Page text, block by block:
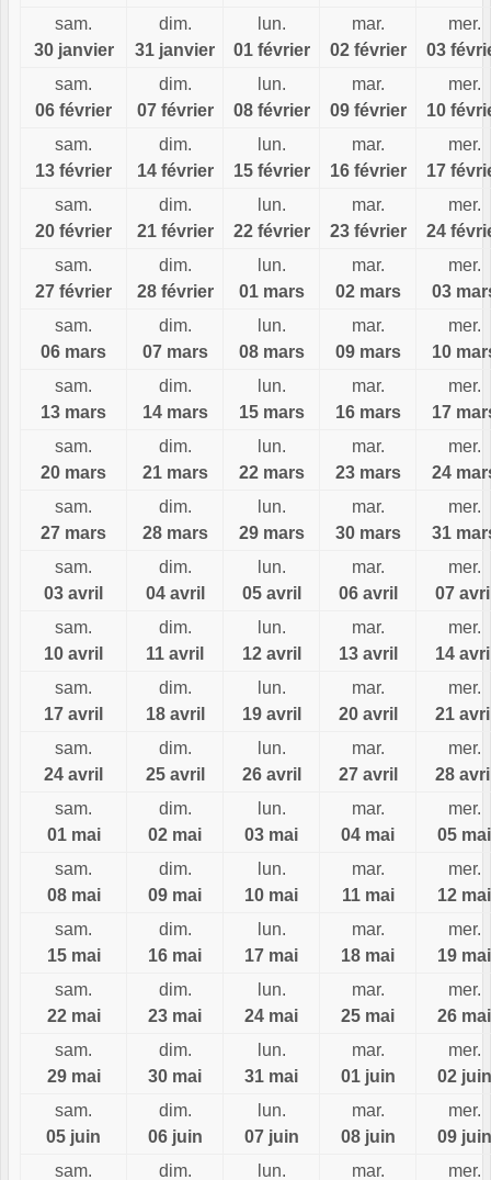
sam.
30 janvier
dim.
31 janvier
lun.
01 février
mar.
02 février
mer.
03
sam.
06 février
dim.
07 février
lun.
08 février
mar.
09 février
mer.
10
sam.
13 février
dim.
14 février
lun.
15 février
mar.
16 février
mer.
17
sam.
20 février
dim.
21 février
lun.
22 février
mar.
23 février
mer.
24
sam.
27 février
dim.
28 février
lun.
01 mars
mar.
02 mars
mer.
03
sam.
06 mars
dim.
07 mars
lun.
08 mars
mar.
09 mars
mer.
10
sam.
13 mars
dim.
14 mars
lun.
15 mars
mar.
16 mars
mer.
17
sam.
20 mars
dim.
21 mars
lun.
22 mars
mar.
23 mars
mer.
24
sam.
27 mars
dim.
28 mars
lun.
29 mars
mar.
30 mars
mer.
31
sam.
03 avril
dim.
04 avril
lun.
05 avril
mar.
06 avril
mer.
07
sam.
10 avril
dim.
11 avril
lun.
12 avril
mar.
13 avril
mer.
14
sam.
17 avril
dim.
18 avril
lun.
19 avril
mar.
20 avril
mer.
21
sam.
24 avril
dim.
25 avril
lun.
26 avril
mar.
27 avril
mer.
28
sam.
01 mai
dim.
02 mai
lun.
03 mai
mar.
04 mai
mer.
05 mai
sam.
08 mai
dim.
09 mai
lun.
10 mai
mar.
11 mai
mer.
12 mai
sam.
15 mai
dim.
16 mai
lun.
17 mai
mar.
18 mai
mer.
19 mai
sam.
22 mai
dim.
23 mai
lun.
24 mai
mar.
25 mai
mer.
26 mai
sam.
29 mai
dim.
30 mai
lun.
31 mai
mar.
01 juin
mer.
02 juin
sam.
05 juin
dim.
06 juin
lun.
07 juin
mar.
08 juin
mer.
09 juin
sam.
dim. lun. mar. mer.